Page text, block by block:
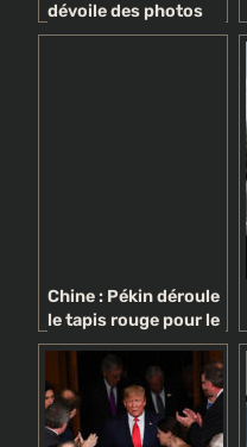
dévoile des photos
d’elle adolescente,
Chine : Pékin déroule
le tapis rouge pour le
dirigeant nord-
coréen Kim Jong Un